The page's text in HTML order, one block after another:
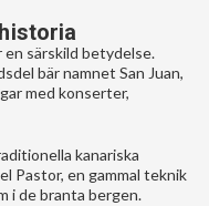
en särskild betydelse.
bär namnet San Juan,
med konserter,
kanariska
Pastor, en gammal teknik
i de branta bergen.